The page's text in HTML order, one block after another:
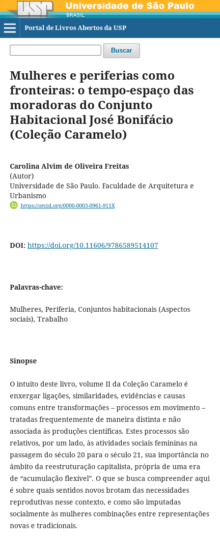
Portal de Livros Abertos da USP
Buscar
Mulheres e periferias como
fronteiras: o tempo-espaço das
moradoras do Conjunto
Habitacional José Bonifácio
(Coleção Caramelo)
Carolina Alvim de Oliveira Freitas
(Autor)
Universidade de São Paulo. Faculdade de Arquitetura e
Urbanismo
https://orcid.org/0000-0003-0961-911X
DOI: https://doi.org/10.11606/9786589514107
Palavras-chave:
Mulheres, Periferia, Conjuntos habitacionais (Aspectos
sociais), Trabalho
Sinopse
O intuito deste livro, volume II da Coleção Caramelo é
enxergar ligações, similaridades, evidências e causas
comuns entre transformações – processos em movimento –
tratadas frequentemente de maneira distinta e não
associada às produções científicas. Estes processos são
relativos, por um lado, às atividades sociais femininas na
passagem do século 20 para o século 21, sua importância no
âmbito da reestruturação capitalista, própria de uma era
de “acumulação flexível”. O que se busca compreender aqui
é sobre quais sentidos novos brotam das necessidades
reprodutivas nesse contexto, e como são imputadas
socialmente às mulheres combinações entre representações
novas e tradicionais.